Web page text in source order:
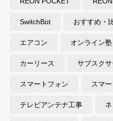
SwitchBot おすすめ・
エアコン オンライン
カーリース サブスクサ
スマートフォン スマ
テレビアンテナ工事